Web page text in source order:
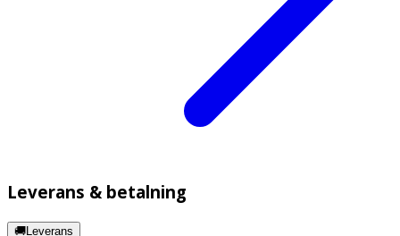
Leverans & betalning
🚚Leverans